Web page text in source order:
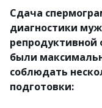
Сдача
диагностики
были
соблюдать
подготовки: